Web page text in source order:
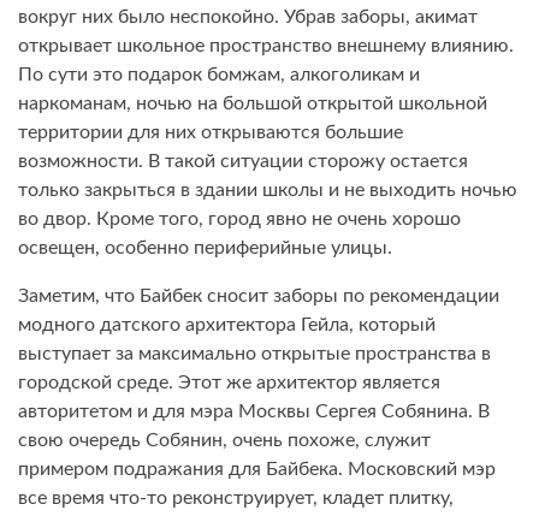
вокруг них было неспокойно. Убрав заборы, акимат
открывает школьное пространство внешнему влиянию.
По сути это подарок бомжам, алкоголикам и
наркоманам, ночью на большой открытой школьной
территории для них открываются большие
возможности. В такой ситуации сторожу остается
только закрыться в здании школы и не выходить ночью
во двор. Кроме того, город явно не очень хорошо
освещен, особенно периферийные улицы.
Заметим, что Байбек сносит заборы по рекомендации
модного датского архитектора Гейла, который
выступает за максимально открытые пространства в
городской среде. Этот же архитектор является
авторитетом и для мэра Москвы Сергея Собянина. В
свою очередь Собянин, очень похоже, служит
примером подражания для Байбека. Московский мэр
все время что-то реконструирует, кладет плитку,